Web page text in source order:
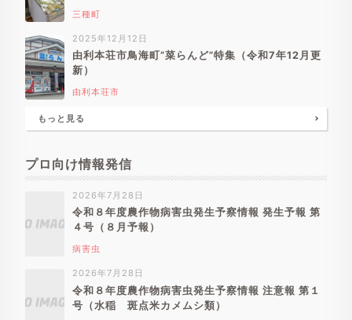
三種町
2025年12月12日
由利本荘市鳥海町”菜らんど”特集（令和7年12月更
新）
由利本荘市
もっと見る
プロ向け情報発信
2026年7月28日
令和８年度農作物病害虫発生予察情報 発生予報 第
４号（８月予報）
病害虫
2026年7月28日
令和８年度農作物病害虫発生予察情報 注意報 第１
号（水稲 斑点米カメムシ類）